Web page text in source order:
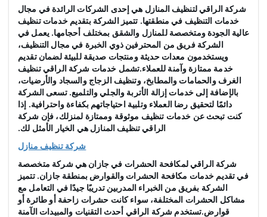
شركة الراقي لتنظيف المنازل هي إحدى الشركات الرائدة في مجال
خدمات التنظيف في منطقتها. تتميز الشركة بتقديم خدمات تنظيف
عالية الجودة ومتخصصة للمنازل والشقق بمختلف أحجامها. يعمل في
الشركة فريق من المحترفين ذوي الخبرة في مجال التنظيف،
ويستخدمون معدات حديثة ومنتجات صديقة للبيئة لضمان تقديم
خدمة ممتازة وآمنة للعملاء.تشمل خدمات شركة الراقي تنظيف
الغرف والحمامات والمطابخ، وتنظيف الزجاج والسجاد والأرضيات،
بالإضافة إلى خدمات إزالة الأتربة والجلي والتلميع. تسعى الشركة
دائمًا لتحقيق رضا العملاء وتلبية احتياجاتهم بكفاءة واحترافية. إذا
كنت تبحث عن خدمات تنظيف موثوقة وممتازة لمنزلك، فإن شركة
الراقي تنظيف المنازل هي الخيار الأمثل لك.
شركة تنظيف منازل
شركة الراقي لمكافحة الحشرات في جازان هي شركة متخصصة
في تقديم خدمات مكافحة الحشرات والقوارض بمنطقة جازان. تتميز
الشركة بفريق من الخبراء المدربين تدريبًا جيدًا في التعامل مع
مشاكل الحشرات المختلفة، سواء كانت حشرات زاحفة أو طائرة أو
قوارض.تستخدم شركة الراقي أحدث التقنيات والمبيدات الآمنة